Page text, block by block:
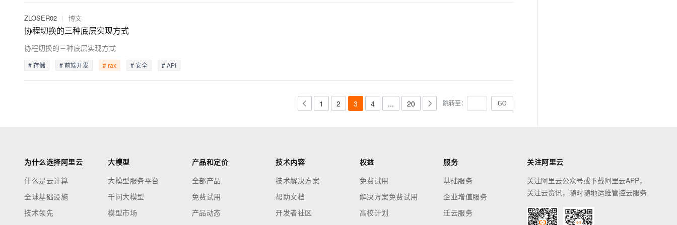
ZLOSER02 | 博文
协程切换的三种底层实现方式
协程切换的三种底层实现方式
# 存储 # 前端开发 # rax # 安全 # API
1 2 3 4 ... 20 跳转至：
为什么选择阿里云
什么是云计算
全球基础设施
技术领先
大模型
大模型服务平台
千问大模型
模型市场
产品和定价
全部产品
免费试用
产品动态
技术内容
技术解决方案
帮助文档
开发者社区
权益
免费试用
解决方案免费试用
高校计划
服务
基础服务
企业增值服务
迁云服务
关注阿里云
关注阿里云公众号或下载阿里云APP，
关注云资讯，随时随地运维管控云服务